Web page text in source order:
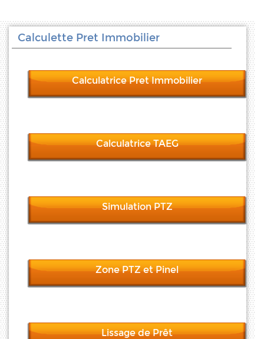
Calculette Pret Immobilier
Calculatrice Pret Immobilier
Calculatrice TAEG
Simulation PTZ
Zone PTZ et Pinel
Lissage de Prêt